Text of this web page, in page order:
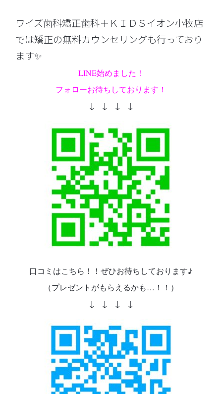
ワイズ歯科矯正歯科＋ＫＩＤＳイオン小牧店
では矯正の無料カウンセリングも行っており
ます✨
LINE始めました！
フォローお待ちしております！
↓ ↓ ↓ ↓
口コミはこちら！！ぜひお待ちしております♪
（プレゼントがもらえるかも…！！）
↓ ↓ ↓ ↓